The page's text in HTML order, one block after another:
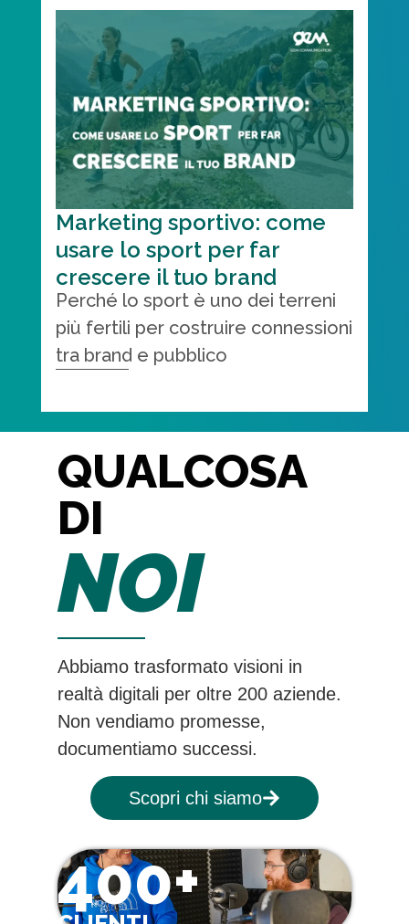
Marketing sportivo: come
usare lo sport per far
crescere il tuo brand
Perché lo sport è uno dei terreni
più fertili per costruire connessioni
tra brand e pubblico
QUALCOSA
DI
NOI
Abbiamo trasformato visioni in
realtà digitali per oltre 200 aziende.
Non vendiamo promesse,
documentiamo successi.
Scopri chi siamo
400+